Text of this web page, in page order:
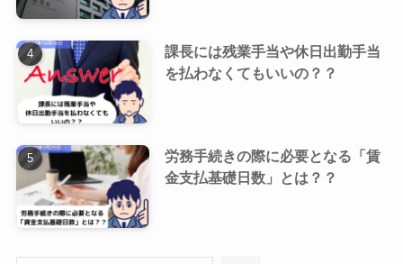
課長には残業手当や休日出勤手当
を払わなくてもいいの？？
労務手続きの際に必要となる「賃
金支払基礎日数」とは？？